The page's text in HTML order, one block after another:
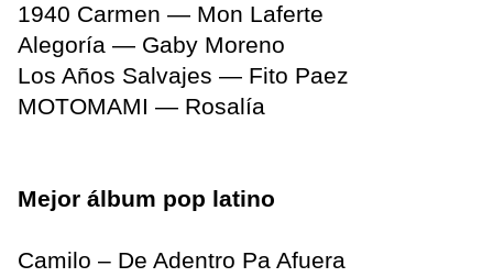
1940 Carmen — Mon Laferte
Alegoría — Gaby Moreno
Los Años Salvajes — Fito Paez
MOTOMAMI — Rosalía
Mejor álbum pop latino
Camilo – De Adentro Pa Afuera